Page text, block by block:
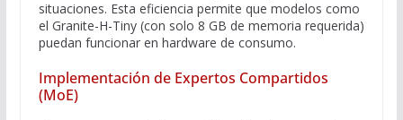
situaciones. Esta eficiencia permite que modelos como
el Granite-H-Tiny (con solo 8 GB de memoria requerida)
puedan funcionar en hardware de consumo.
Implementación de Expertos Compartidos
(MoE)